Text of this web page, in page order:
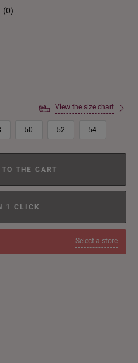
(0)
View the size chart
50 52 54
THE CART
1 CLICK
Select a store